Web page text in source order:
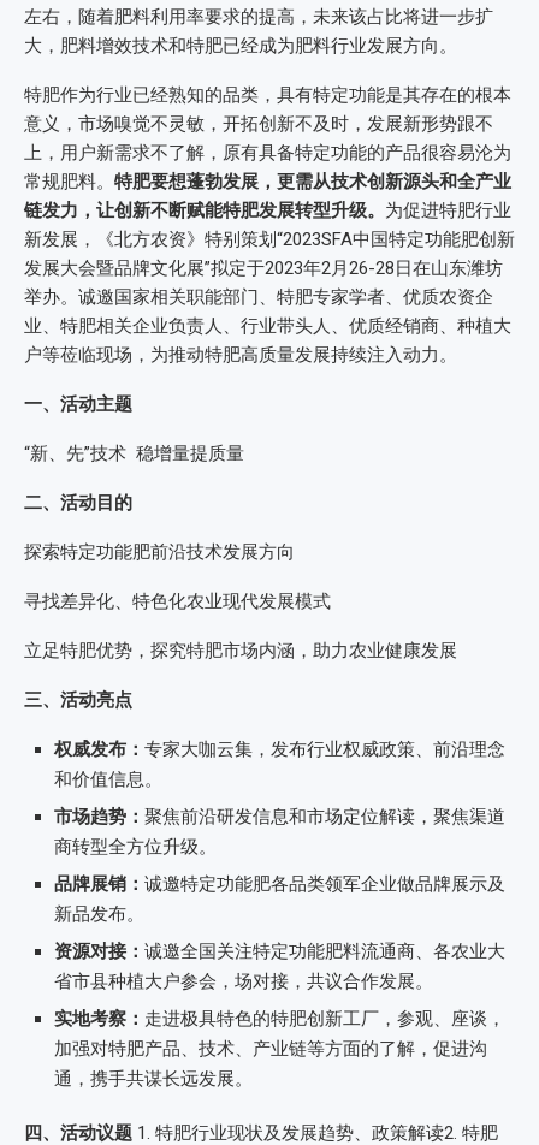
左右，随着肥料利用率要求的提高，未来该占比将进一步扩
大，肥料增效技术和特肥已经成为肥料行业发展方向。
特肥作为行业已经熟知的品类，具有特定功能是其存在的根本
意义，市场嗅觉不灵敏，开拓创新不及时，发展新形势跟不
上，用户新需求不了解，原有具备特定功能的产品很容易沦为
常规肥料。 特肥要想蓬勃发展，更需从技术创新源头和全产业
链发力，让创新不断赋能特肥发展转型升级。 为促进特肥行业
新发展，《北方农资》特别策划“2023SFA中国特定功能肥创新
发展大会暨品牌文化展”拟定于2023年2月26-28日在山东潍坊
举办。诚邀国家相关职能部门、特肥专家学者、优质农资企
业、特肥相关企业负责人、行业带头人、优质经销商、种植大
户等莅临现场，为推动特肥高质量发展持续注入动力。
一、活动主题
“新、先”技术 稳增量提质量
二、活动目的
探索特定功能肥前沿技术发展方向
寻找差异化、特色化农业现代发展模式
立足特肥优势，探究特肥市场内涵，助力农业健康发展
三、活动亮点
权威发布： 专家大咖云集，发布行业权威政策、前沿理念
和价值信息。
市场趋势： 聚焦前沿研发信息和市场定位解读，聚焦渠道
商转型全方位升级。
品牌展销： 诚邀特定功能肥各品类领军企业做品牌展示及
新品发布。
资源对接： 诚邀全国关注特定功能肥料流通商、各农业大
省市县种植大户参会，场对接，共议合作发展。
实地考察： 走进极具特色的特肥创新工厂，参观、座谈，
加强对特肥产品、技术、产业链等方面的了解，促进沟
通，携手共谋长远发展。
四、活动议题 1. 特肥行业现状及发展趋势、政策解读2. 特肥